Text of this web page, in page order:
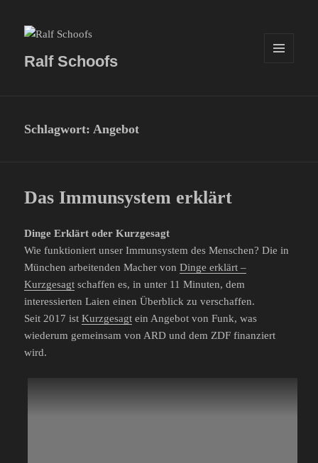
Ralf Schoofs
Schlagwort: Angebot
Das Immunsystem erklärt
Dinge Erklärt oder Kurzgesagt
Wie funktioniert unser Immunsystem des Menschen? Die in
München arbeitenden Macher vonDinge erklärt –
Kurzgesagt schaffen es, in unter 11 Minuten, dem
interessierten Laien einen Überblick zu verschaffen.
Seit 2017 istKurzgesagt ein Angebot von Funk, was
wiederum gemeinsam von ARD und dem ZDF finanziert
wird.